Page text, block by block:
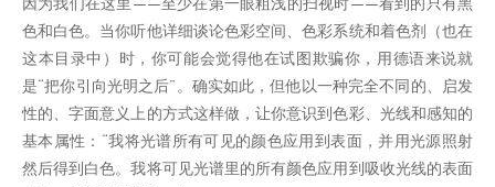
因为我们在这里——至少在第一眼粗浅的扫视时——看到的只有黑
色和白色。当你听他详细谈论色彩空间、色彩系统和着色剂（也在
这本目录中）时，你可能会觉得他在试图欺骗你，用德语来说就
是“把你引向光明之后”。确实如此，但他以一种完全不同的、启发
性的、字面意义上的方式这样做，让你意识到色彩、光线和感知的
基本属性：“我将光谱所有可见的颜色应用到表面，并用光源照射
然后得到白色。我将可见光谱里的所有颜色应用到吸收光线的表面